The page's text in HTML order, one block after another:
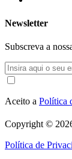
Newsletter
Subscreva a
Aceito a Política
Copyright ©
Política de